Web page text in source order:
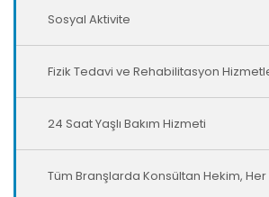
Sosyal Aktivite
Fizik Tedavi ve Rehabilitasyon
24 Saat Yaşlı Bakım Hizmeti
Tüm Branşlarda Konsültan Hekim,